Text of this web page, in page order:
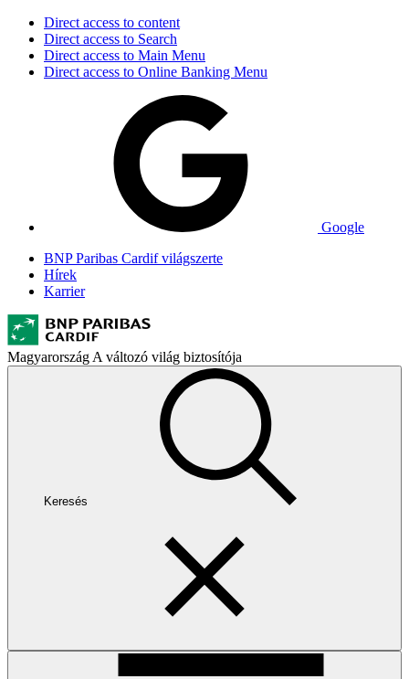
Direct access to content
Direct access to Search
Direct access to Main Menu
Direct access to Online Banking Menu
Google
BNP Paribas Cardif világszerte
Hírek
Karrier
Magyarország A változó világ biztosítója
Keresés